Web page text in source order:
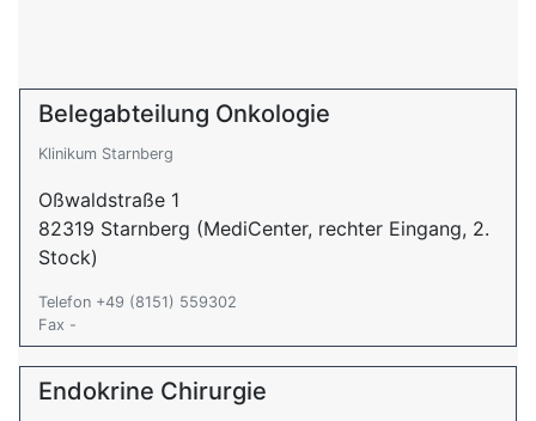
Belegabteilung Onkologie
Klinikum Starnberg
Oßwaldstraße 1
82319 Starnberg (MediCenter, rechter Eingang, 2.
Stock)
Telefon +49 (8151) 559302
Fax -
Endokrine Chirurgie